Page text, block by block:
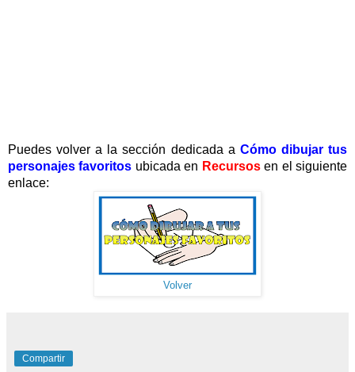
Puedes volver a la sección dedicada a Cómo dibujar tus
personajes favoritos ubicada en Recursosen el siguiente
enlace:
Volver
Compartir